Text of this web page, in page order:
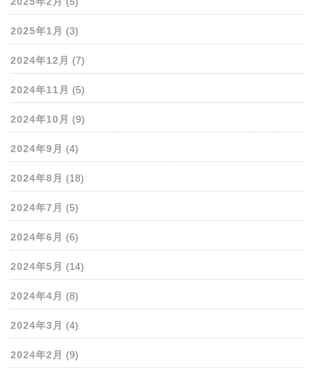
2025年1月 (3)
2024年12月 (7)
2024年11月 (5)
2024年10月 (9)
2024年9月 (4)
2024年8月 (18)
2024年7月 (5)
2024年6月 (6)
2024年5月 (14)
2024年4月 (8)
2024年3月 (4)
2024年2月 (9)